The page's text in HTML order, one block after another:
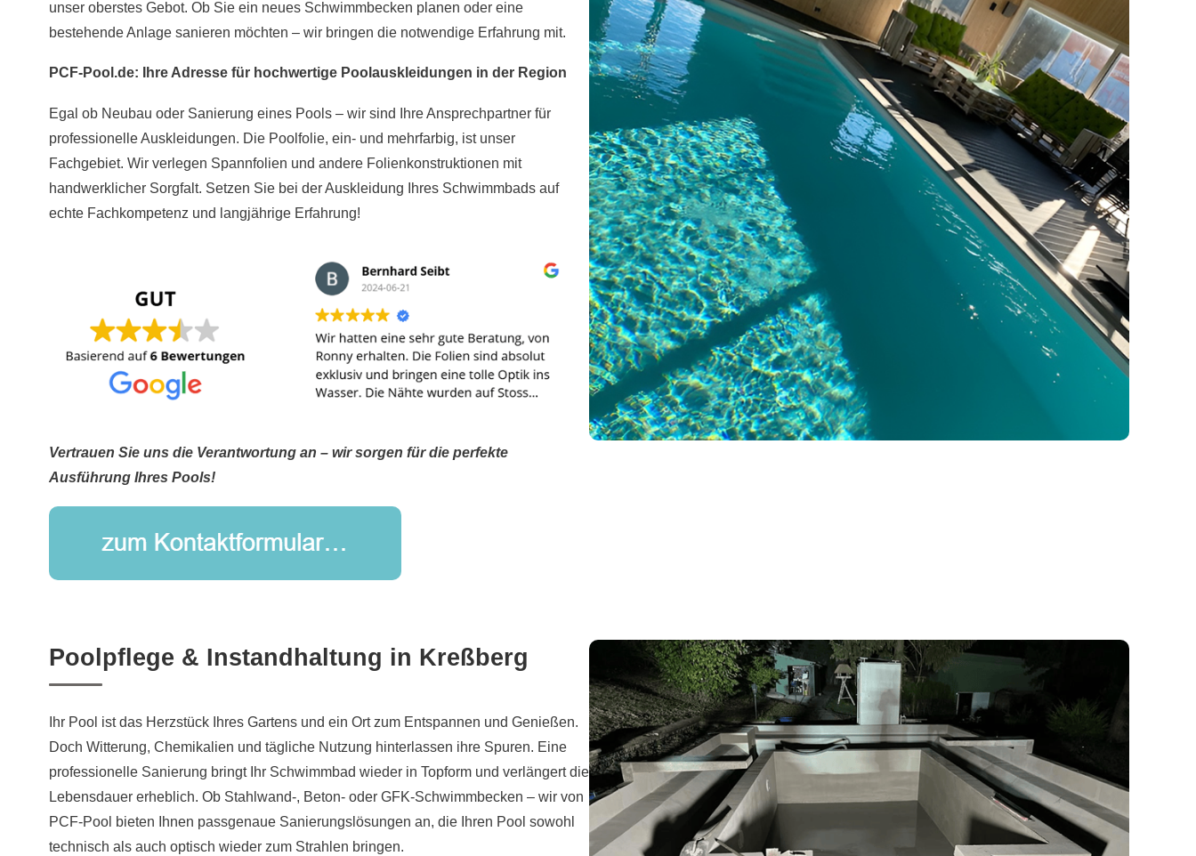
unser oberstes Gebot. Ob Sie ein neues Schwimmbecken planen oder eine
bestehende Anlage sanieren möchten – wir bringen die notwendige Erfahrung mit.
PCF-Pool.de: Ihre Adresse für hochwertige Poolauskleidungen in der Region
Egal ob Neubau oder Sanierung eines Pools – wir sind Ihre Ansprechpartner für
professionelle Auskleidungen. Die Poolfolie, ein- und mehrfarbig, ist unser
Fachgebiet. Wir verlegen Spannfolien und andere Folienkonstruktionen mit
handwerklicher Sorgfalt. Setzen Sie bei der Auskleidung Ihres Schwimmbads auf
echte Fachkompetenz und langjährige Erfahrung!
Vertrauen Sie uns die Verantwortung an – wir sorgen für die perfekte
Ausführung Ihres Pools!
Poolpflege & Instandhaltung in Kreßberg
Ihr Pool ist das Herzstück Ihres Gartens und ein Ort zum Entspannen und Genießen.
Doch Witterung, Chemikalien und tägliche Nutzung hinterlassen ihre Spuren. Eine
professionelle Sanierung bringt Ihr Schwimmbad wieder in Topform und verlängert die
Lebensdauer erheblich. Ob Stahlwand-, Beton- oder GFK-Schwimmbecken – wir von
PCF-Pool bieten Ihnen passgenaue Sanierungslösungen an, die Ihren Pool sowohl
technisch als auch optisch wieder zum Strahlen bringen.